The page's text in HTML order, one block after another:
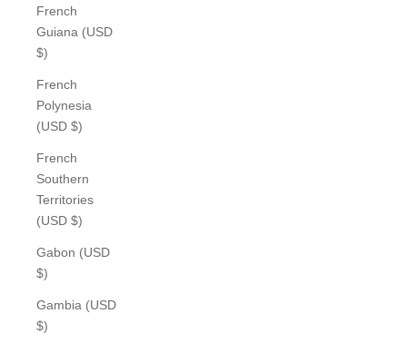
French
Guiana (USD
$)
French
Polynesia
(USD $)
French
Southern
Territories
(USD $)
Gabon (USD
$)
Gambia (USD
$)